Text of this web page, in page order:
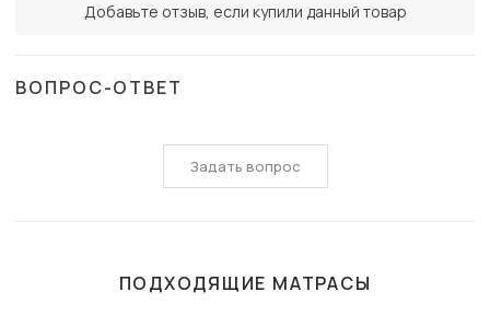
Добавьте отзыв, если купили данный товар
ВОПРОС-ОТВЕТ
Задать вопрос
ПОДХОДЯЩИЕ МАТРАСЫ